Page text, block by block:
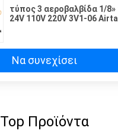
τύπος 3 αεροβαλβίδα 1/8»
24V 110V 220V 3V1-06
Να συνεχίσει
Top Προϊόντα